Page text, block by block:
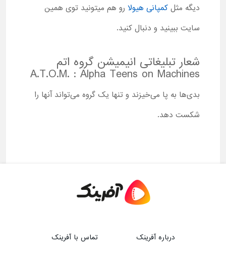
دیگه مثل کمپانی هیولا رو هم میتونید توی همین
سایت ببینید و دنبال کنید.
شعار تبلیغاتی انیمیشن گروه اتم
A.T.O.M. : Alpha Teens on Machines
بدی‌ها به پا می‌خیزند و تنها یک گروه می‌تواند آنها را
شکست دهد.
درباره آفرینک تماس با آفرینک